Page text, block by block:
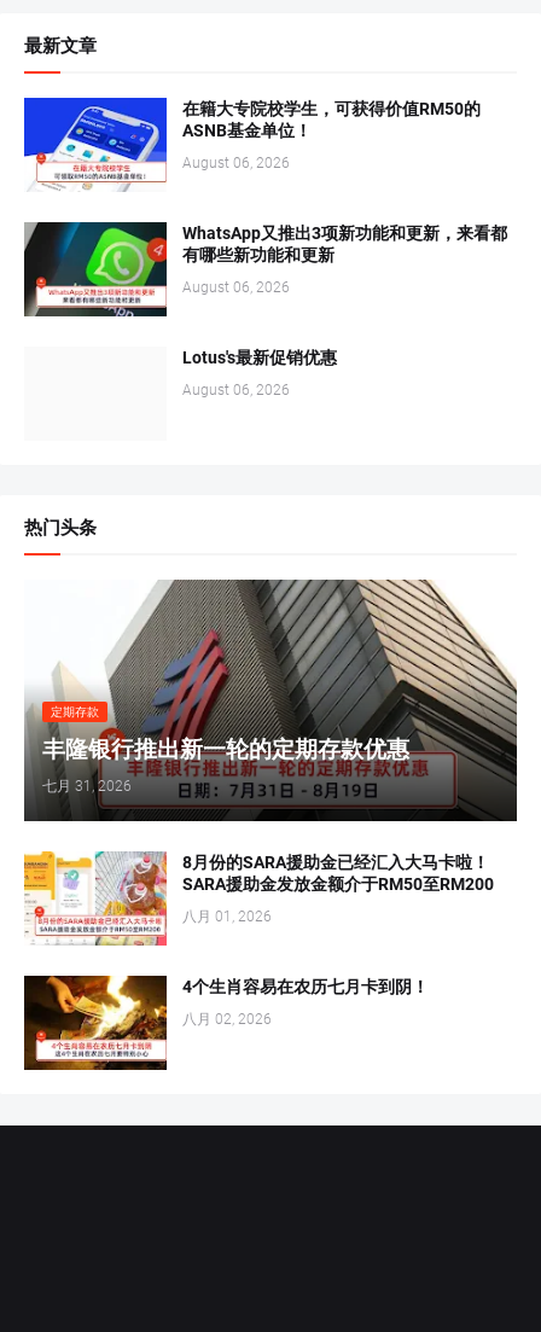
最新文章
在籍大专院校学生，可获得价值RM50的
ASNB基金单位！
August 06, 2026
WhatsApp又推出3项新功能和更新，来看都
有哪些新功能和更新
August 06, 2026
Lotus's最新促销优惠
August 06, 2026
热门头条
定期存款
丰隆银行推出新一轮的定期存款优惠
七月 31, 2026
8月份的SARA援助金已经汇入大马卡啦！
SARA援助金发放金额介于RM50至RM200
八月 01, 2026
4个生肖容易在农历七月卡到阴！
八月 02, 2026